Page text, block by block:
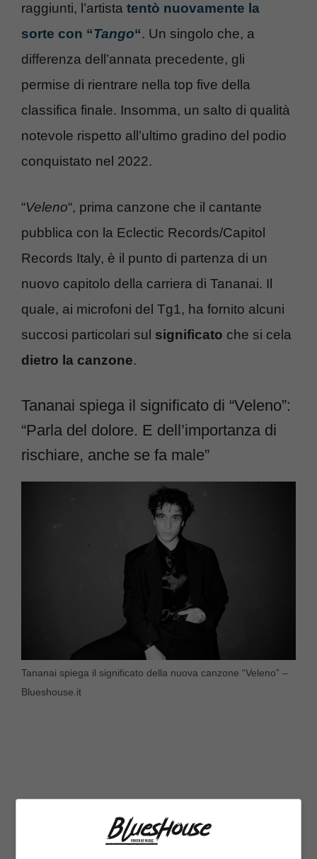
raggiunti, l’artista tentò nuovamente la
sorte con “Tango“. Un singolo che, a
differenza dell’annata precedente, gli
permise di rientrare nella top five della
classifica finale. Insomma, un salto di qualità
notevole rispetto all’ultimo gradino del podio
conquistato nel 2022.
“Veleno“, prima canzone che il cantante
pubblica con la Eclectic Records/Capitol
Records Italy, è il punto di partenza di un
nuovo capitolo della carriera di Tananai. Il
quale, ai microfoni del Tg1, ha fornito alcuni
succosi particolari sul significato che si cela
dietro la canzone.
Tananai spiega il significato di “Veleno”:
“Parla del dolore. E dell’importanza di
rischiare, anche se fa male”
Tananai spiega il significato della nuova canzone “Veleno” –
Blueshouse.it